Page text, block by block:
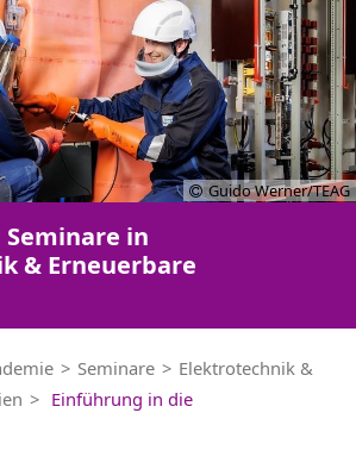
Guido Werner/TEAG
in
& Erneuerbare
Seminare
Elektrotechnik &
Einführung in die